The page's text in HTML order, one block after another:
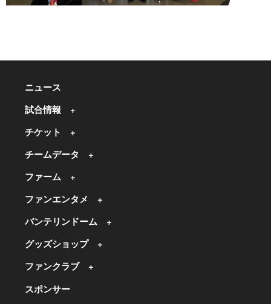
ニュース
試合情報
チケット
チームデータ
ファーム
ファンエンタメ
バンテリンドーム
グッズショップ
ファンクラブ
スポンサー